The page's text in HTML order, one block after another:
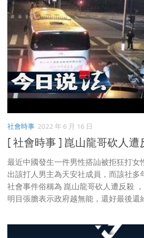
社會時事 2022 年 6 月 16 日
[ 社會時事 ] 崑山龍哥砍人遭
最近中國發生一件男性搭訕被拒狂打女
出該打人男主為天安社成員，而該社多
社會事件俗稱為 崑山龍哥砍人遭反殺
明目張膽表示政府越無能，還好最後還